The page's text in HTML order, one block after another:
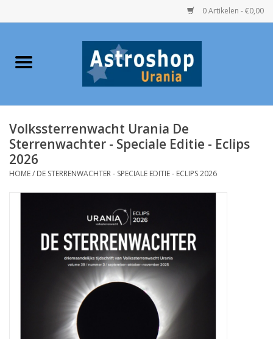
0 Artikelen - €0,00
Home
Telescopen
Accessoires
Boeken
Urania / Eclipsbrillen
Globes / Gadgets
Weerstations
Volkssterrenwacht Urania De
Sterrenwachter - Speciale Editie - Eclips
2026
HOME/ DE STERRENWACHTER - SPECIALE EDITIE - ECLIPS 2026